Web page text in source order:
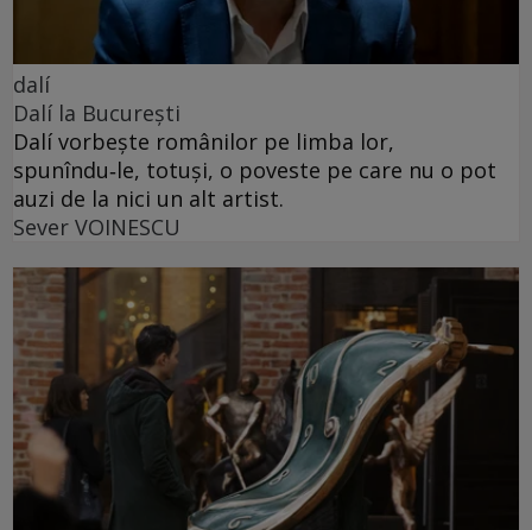
dalí
Dalí la București
Dalí vorbește românilor pe limba lor,
spunîndu‑le, totuși, o poveste pe care nu o pot
auzi de la nici un alt artist.
Sever VOINESCU